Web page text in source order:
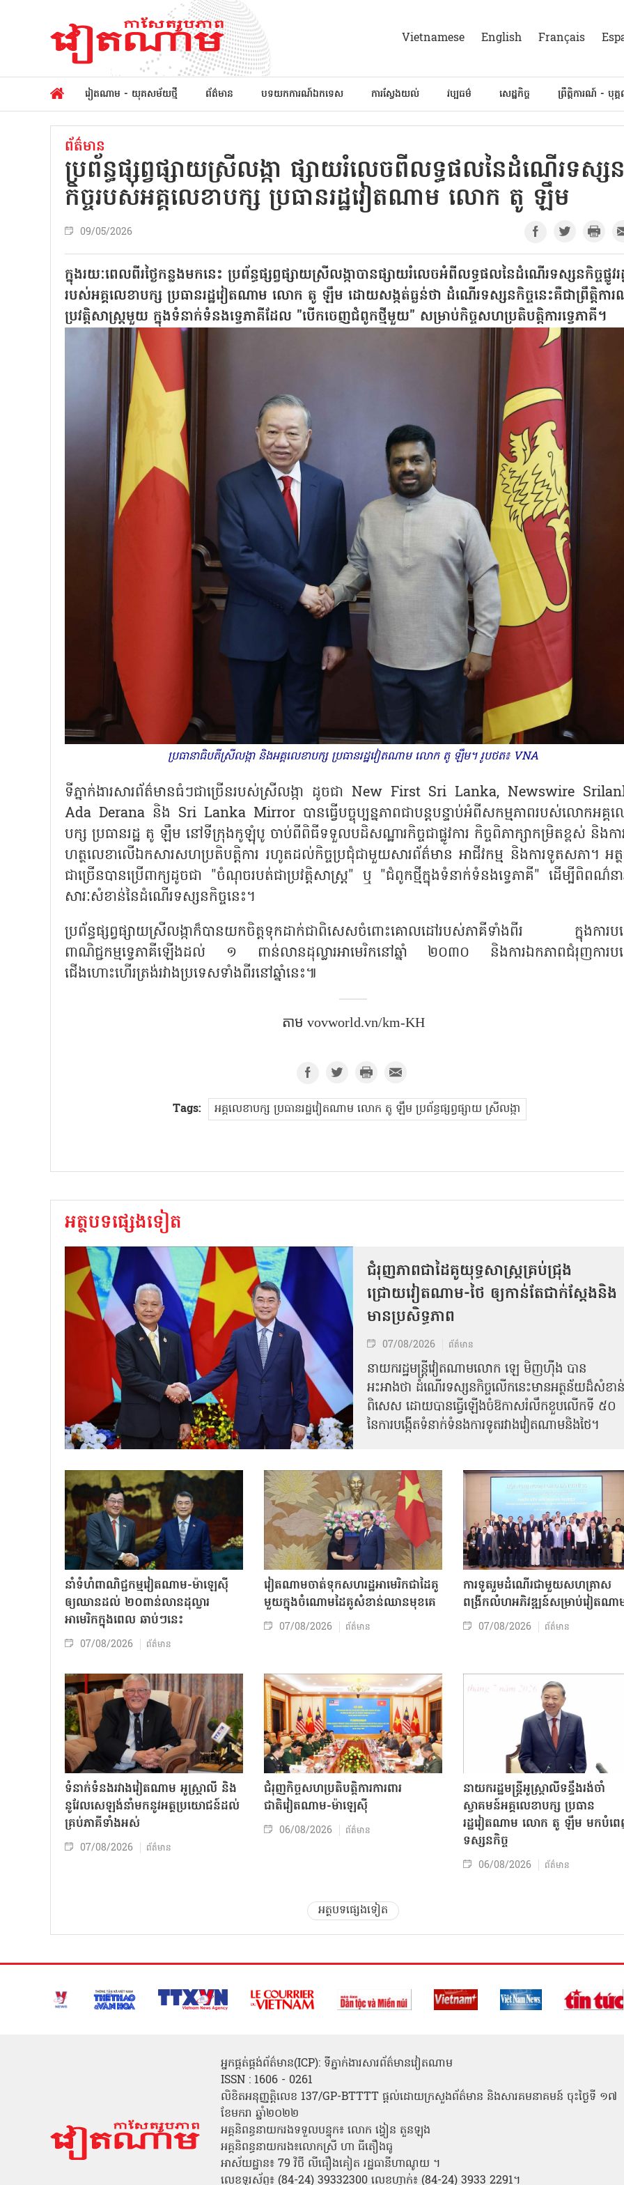
Vietnamese English Français
វៀតណាម - យុគសម័យថ្មី ព័ត៌មាន បទយកការណ៍ឯកទេស ការស្វែងយល់ វប្បធម៌ សេដ្ឋកិច្ច ព្រឹត្តិការណ៍ - បុគ្
ព័ត៌មាន
ប្រព័ន្ធផ្សព្វផ្សាយស្រីលង្កា ផ្សាយ​រំលេចពីលទ្ធផលនៃដំណើរទស្ស
កិច្ចរបស់​អគ្គលេខា​បក្ស ប្រធានរដ្ឋវៀតណាម លោក តូ ឡឹម
09/05/2026
ក្នុងរយៈពេលពីរថ្ងៃកន្លងមកនេះ ប្រព័ន្ធផ្សព្វផ្សាយស្រីលង្កាបានផ្សាយរំលេចអំពីលទ្ធផលនៃដំណើរទស្សនកិច្ចផ្លូវរ
របស់អគ្គលេខា​បក្ស ប្រធានរដ្ឋវៀតណាម លោក តូ ឡឹម ដោយសង្កត់ធ្ងន់ថា ដំណើរទស្សនកិច្ចនេះគឺជាព្រឹត្តិកា
ប្រវត្តិសាស្ត្រមួយ ក្នុងទំនាក់ទំនងទ្វេភាគីដែល "បើកចេញ​ជំពូកថ្មី​មួយ​" សម្រាប់កិច្ចសហប្រតិបត្តិការទ្វេភាគី។
ប្រធានាធិបតីស្រីលង្កា និងអគ្គលេខាបក្ស ប្រធានរដ្ឋវៀតណាម លោក តូ ឡឹម។ រូបថត៖ VNA
ទីភ្នាក់ងារសារព័ត៌មានធំៗជាច្រើនរបស់ស្រីលង្កា ដូចជា New First Sri Lanka, Newswire
Ada Derana និង Sri Lanka Mirror បានធ្វើបច្ចុប្បន្នភាពជាបន្តបន្ទាប់អំពីសកម្មភាពរបស់លោក​អគ្គល
បក្ស ប្រធានរដ្ឋ​ តូ ឡឹម នៅទីក្រុងកូឡុំបូ ចាប់ពីពិធីទទួលបដិសណ្ឋារកិច្ចជាផ្លូវការ កិច្ចពិភាក្សាកម្រិតខ្ពស់ និងកា
ហត្ថលេខាលើឯកសារសហប្រតិបត្តិការ រហូតដល់កិច្ចប្រជុំជាមួយសារព័ត៌មាន អាជីវកម្ម និងការទូតសភា។ អត្
ជាច្រើនបានប្រើពាក្យដូចជា "ចំណុចរបត់ជា​ប្រវត្តិសាស្ត្រ" ឬ "ជំពូកថ្មីក្នុងទំនាក់ទំនងទ្វេភាគី" ដើម្បីពិពណ៌ន
សារៈសំខាន់នៃដំណើរទស្សនកិច្ចនេះ។
ប្រព័ន្ធផ្សព្វផ្សាយស្រីលង្កាក៏បានយកចិត្តទុកដាក់ជាពិសេសចំពោះគោលដៅរបស់ភាគីទាំងពីរ ក្នុងការបង្
ពាណិជ្ជកម្មទ្វេភាគី​ឡើ​ង​ដល់ ១ ពាន់លានដុល្លារអាមេរិកនៅឆ្នាំ ២០៣០ និងការឯកភាពជំរុញការបង្
ជើងហោះហើរត្រង់​រវាងប្រទេសទាំងពីរនៅឆ្នាំនេះ៕​
តាម​ vovworld.vn/km-KH
Tags: អគ្គលេខាបក្ស ប្រធានរដ្ឋវៀតណាម លោក តូ ឡឹម ប្រព័ន្ធផ្សព្វផ្សាយ ស្រីលង្កា
អត្ថបទផ្សេងទៀត
ជំរុញភាពជាដៃគូយុទ្ធសាស្ត្រគ្រប់ជ្រុង
ជ្រោយវៀតណាម-ថៃ ឲ្យកាន់តែជាក់ស្ដែងនិង
មានប្រសិទ្ធភាព
07/08/2026 ព័ត៌មាន
នាយករដ្ឋមន្ត្រីវៀតណាមលោក ឡេ មិញហ៊ឹង បាន
អះអាងថា ដំណើរទស្សនកិច្ចលើកនេះមានអត្ថន័យដ៏សំខាន់
ពិសេស ដោយបានធ្វើឡើងចំឱកាសរំលឹកខួបលើកទី ៥០
នៃការបង្កើតទំនាក់ទំនងការទូតរវាងវៀតណាមនិងថៃ។
នាំទំហំពាណិជ្ជកម្មវៀតណាម-ម៉ាឡេស៊ី
ឲ្យឈានដល់ ២០ពាន់លានដុល្លារ
អាមេរិកក្នុងពេល ឆាប់ៗនេះ
07/08/2026 ព័ត៌មាន
វៀតណាមចាត់ទុកសហរដ្ឋអាមេរិកជាដៃគូ
មួយក្នុងចំណោមដៃគូសំខាន់ឈានមុខគេ
07/08/2026 ព័ត៌មាន
ការទូតរួមដំណើរជាមួយសហគ្រាស
ពង្រីកលំហអភិវឌ្ឍន៍សម្រាប់វៀតណា
07/08/2026 ព័ត៌មាន
ទំនាក់ទំនងរវាងវៀតណាម អូស្ត្រាលី និង
នូវែលសេឡង់នាំមកនូវអត្ថប្រយោជន៍ដល់
គ្រប់ភាគីទាំងអស់
07/08/2026 ព័ត៌មាន
ជំរុញកិច្ចសហប្រតិបត្តិការការពារ
ជាតិវៀតណាម-ម៉ាឡេស៊ី
06/08/2026 ព័ត៌មាន
នាយករដ្ឋមន្ត្រីអូស្ត្រាលីទន្ទឹងរង់ចាំ
ស្វាគមន៍អគ្គលេខាបក្ស ប្រធាន
រដ្ឋវៀតណាម លោក តូ ឡឹម មកបំព
ទស្សនកិច្ច
06/08/2026 ព័ត៌មាន
អត្ថបទផ្សេងទៀត
អ្នកផ្គត់ផ្គង់ព័ត៌មាន(ICP): ទីភ្នាក់ងារសារព័ត៌មានវៀតណាម
ISSN : 1606 - 0261
លិខិតអនុញ្ញត្តិលេខ 137/GP-BTTTT ផ្តល់ដោយក្រសួងព័ត៌មាន និងសារគមនាគមន៍ ចុះថ្ងៃទី ១៧
ខែមករា ឆ្នាំ២០២២
អគ្គនិពន្ធនាយករងទទួលបន្ទុក៖ លោក ង្វៀន តួនឡុង
អគ្គនិពន្ធនាយករង៖លោកស្រី ហា ធីតឿងធូ
អាស័យដ្ឋាន៖ 79 វិថី លីធឿងគៀត រដ្ឋធានីហាណូយ ។
លេខទូរស័ព្ទ៖ (84-24) 39332300 លេខហ្វាក់៖ (84-24) 3933 2291។